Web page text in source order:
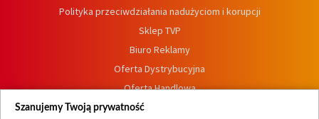
Polityka przeciwdziałania nadużyciom i korupcji
Sklep TVP
Biuro Reklamy
Oferta Dystrybucyjna
Oferta Handlowa
Dostępność
Szanujemy Twoją prywatność